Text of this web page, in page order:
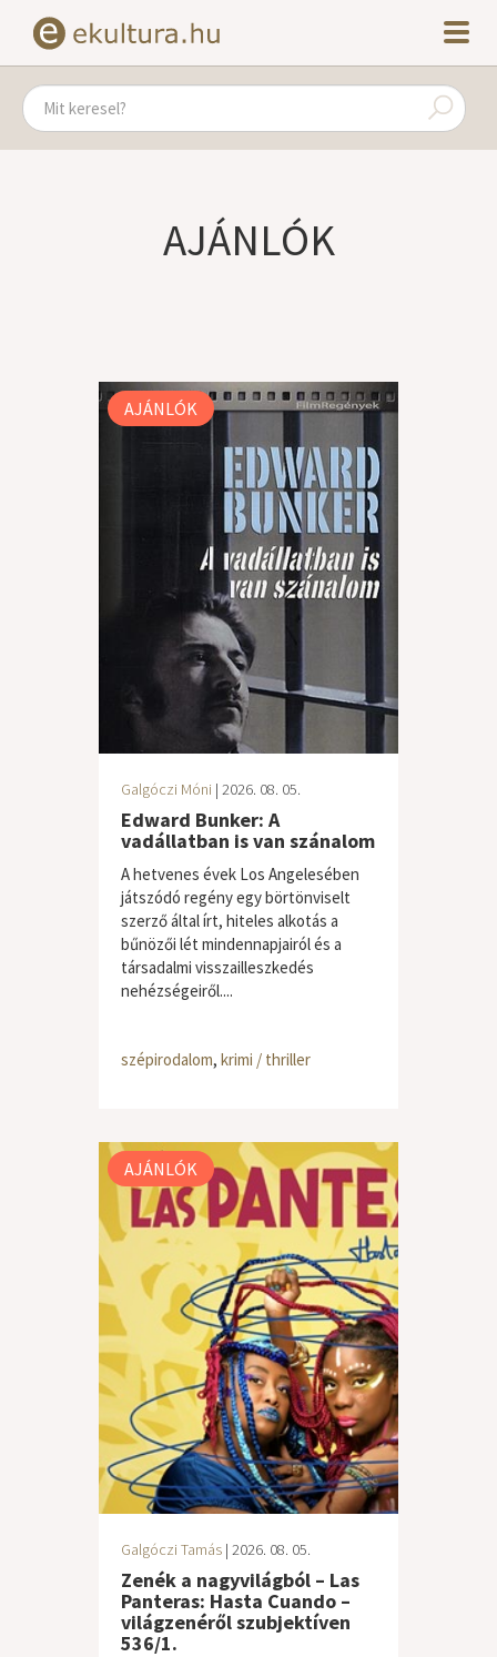
AJÁNLÓK
AJÁNLÓK
Galgóczi Móni | 2026. 08. 05.
Edward Bunker: A
vadállatban is van szánalom
A hetvenes évek Los Angelesében
játszódó regény egy börtönviselt
szerző által írt, hiteles alkotás a
bűnözői lét mindennapjairól és a
társadalmi visszailleszkedés
nehézségeiről....
szépirodalom, krimi / thriller
AJÁNLÓK
Galgóczi Tamás | 2026. 08. 05.
Zenék a nagyvilágból – Las
Panteras: Hasta Cuando –
világzenéről szubjektíven
536/1.